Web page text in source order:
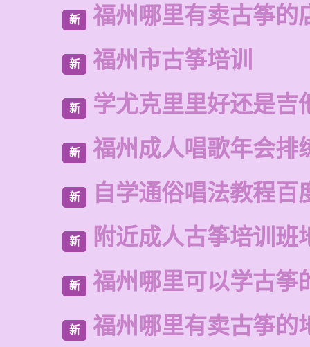
新 福州哪里有卖古筝的
新 福州市古筝培训
新 学尤克里里好还是吉
新 福州成人唱歌年会排
新 自学通俗唱法教程百
新 附近成人古筝培训班
新 福州哪里可以学古筝
新 福州哪里有卖古筝的